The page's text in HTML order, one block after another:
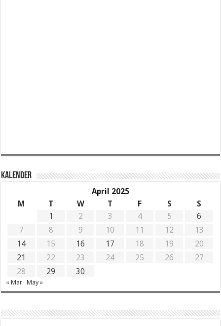
KALENDER
April 2025
M
T W T F S
S
1
2 3 4 5
6
7
8 9 10 11 12
13
14
15 16 17 18 19
20
21
22 23 24 25 26
27
28
29 30
« Mar May »